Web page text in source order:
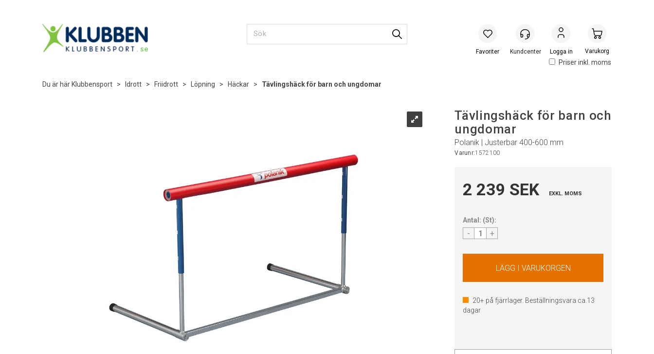
Priser inkl. moms
Logga in Handlevogn
Du är här Klubbensport > Idrott > Friidrott > Löpning > Häckar > Tävlingshäck för barn och ungdomar
Tävlingshäck för barn och
ungdomar
Polanik | Justerbar 400-600 mm
Varunr:1572100
2 239 SEK EXKL. MOMS
Antal: (St):
- +
20+ på fjärrlager. Beställningsvara ca. 13
dagar